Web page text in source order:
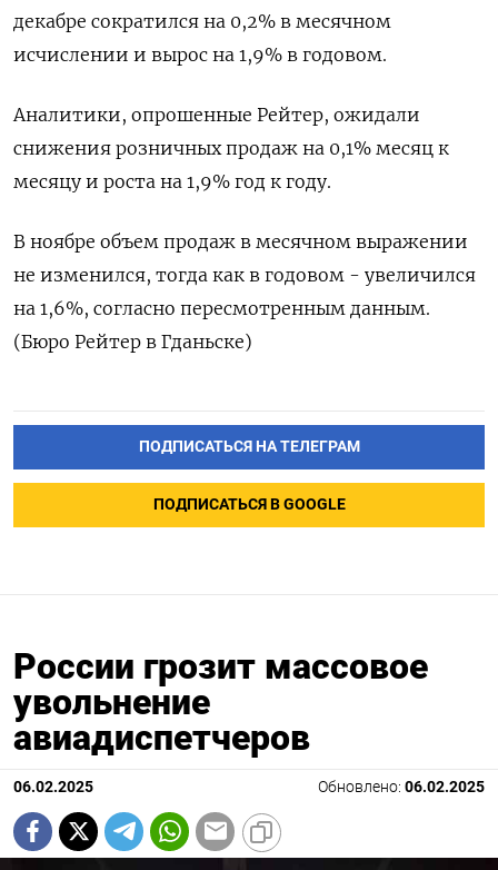
декабре сократился на 0,2%​​​ в месячном
исчислении и вырос на 1,9% в годовом.
Аналитики, опрошенные Рейтер, ожидали
снижения розничных продаж на 0,1%​​ месяц к
месяцу и роста на 1,9% год к году.
В ноябре объем продаж в месячном выражении
не изменился, тогда как в годовом - увеличился
на 1,6%, согласно пересмотренным данным.
(Бюро Рейтер в Гданьске)
ПОДПИСАТЬСЯ НА ТЕЛЕГРАМ
ПОДПИСАТЬСЯ В GOOGLE
России грозит массовое
увольнение
авиадиспетчеров
06.02.2025 Обновлено: 06.02.2025